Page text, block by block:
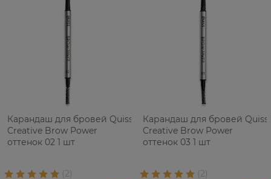
Карандаш для бровей Quiss
Creative Brow Power
оттенок 02 1 шт
Карандаш для бровей Quiss
Creative Brow Power
оттенок 03 1 шт